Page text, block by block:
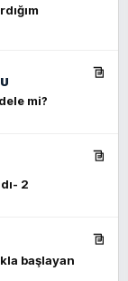
mi?
2
başlayan